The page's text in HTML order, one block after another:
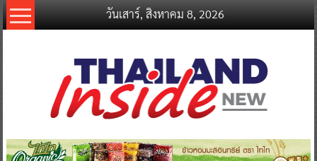
Skip
to
วันเสาร์, สิงหาคม 8, 2026
thailandinsidenew.com